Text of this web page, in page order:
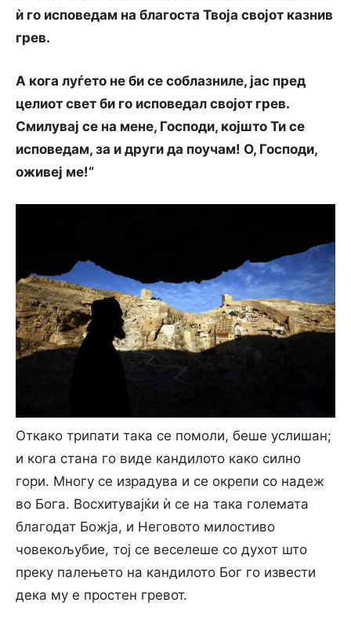
ѝ го исповедам на благоста Твоја својот казнив
грев.
А кога луѓето не би се соблазниле, јас пред
целиот свет би го исповедал својот грев.
Смилувај се на мене, Господи, којшто Ти се
исповедам, за и други да поучам! О, Господи,
оживеј ме!“
Откако трипати така се помоли, беше услишан;
и кога стана го виде кандилото како силно
гори. Многу се израдува и се окрепи со надеж
во Бога. Восхитувајќи ѝ се на така големата
благодат Божја, и Неговото милостиво
човекољубие, тој се веселеше со духот што
преку палењето на кандилото Бог го извести
дека му е простен гревот.